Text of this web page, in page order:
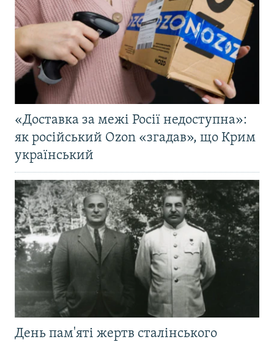
«Доставка за межі Росії недоступна»:
як російський Ozon «згадав», що Крим
український
День пам'яті жертв сталінського